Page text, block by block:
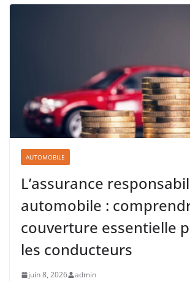
AUTOMOBILE
L’assurance
automobile :
couverture essentielle
les conducteurs
juin 8, 2026 admin